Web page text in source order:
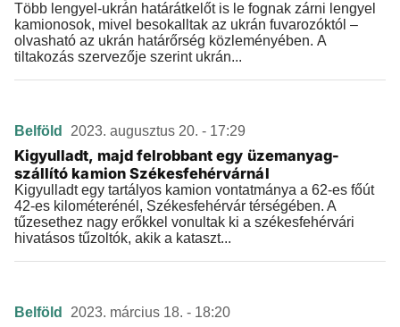
Több lengyel-ukrán határátkelőt is le fognak zárni lengyel
kamionosok, mivel besokalltak az ukrán fuvarozóktól –
olvasható az ukrán határőrség közleményében. A
tiltakozás szervezője szerint ukrán...
Belföld 2023. augusztus 20. - 17:29
Kigyulladt, majd felrobbant egy üzemanyag-
szállító kamion Székesfehérvárnál
Kigyulladt egy tartályos kamion vontatmánya a 62-es főút
42-es kilométerénél, Székesfehérvár térségében. A
tűzesethez nagy erőkkel vonultak ki a székesfehérvári
hivatásos tűzoltók, akik a kataszt...
Belföld 2023. március 18. - 18:20